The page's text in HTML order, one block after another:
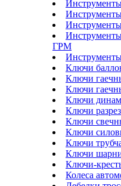
ГРМ
Ключи
Ключи
Ключи
Ключи
Ключи
Ключи
Ключи
Ключи
Ключи
Ключи-
Колеса